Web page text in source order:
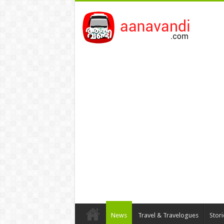
News Travel & Travelogues